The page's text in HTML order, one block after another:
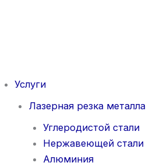
Услуги
Лазерная резка металла
Углеродистой стали
Нержавеющей стали
Алюминия